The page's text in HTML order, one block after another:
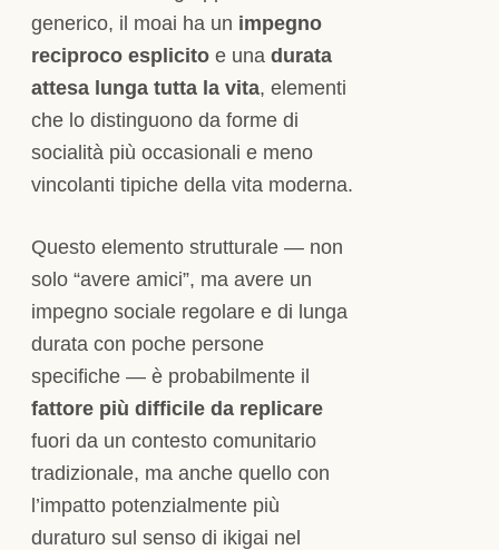
generico, il moai ha un impegno
reciproco esplicito e una durata
attesa lunga tutta la vita, elementi
che lo distinguono da forme di
socialità più occasionali e meno
vincolanti tipiche della vita moderna.
Questo elemento strutturale — non
solo “avere amici”, ma avere un
impegno sociale regolare e di lunga
durata con poche persone
specifiche — è probabilmente il
fattore più difficile da replicare
fuori da un contesto comunitario
tradizionale, ma anche quello con
l’impatto potenzialmente più
duraturo sul senso di ikigai nel